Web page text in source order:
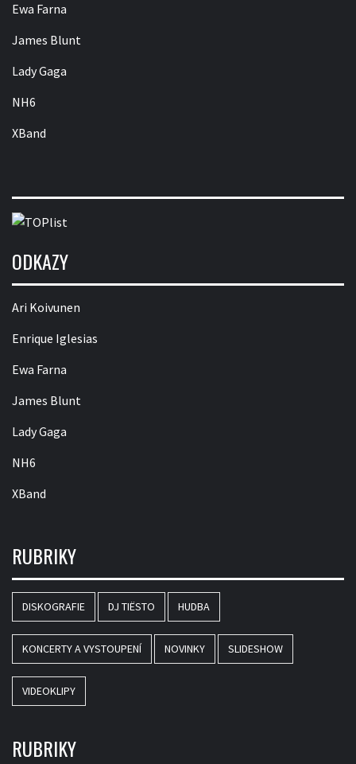
Ewa Farna
James Blunt
Lady Gaga
NH6
XBand
ODKAZY
Ari Koivunen
Enrique Iglesias
Ewa Farna
James Blunt
Lady Gaga
NH6
XBand
RUBRIKY
DISKOGRAFIE DJ TIËSTO HUDBA
KONCERTY A VYSTOUPENÍ NOVINKY SLIDESHOW
VIDEOKLIPY
RUBRIKY